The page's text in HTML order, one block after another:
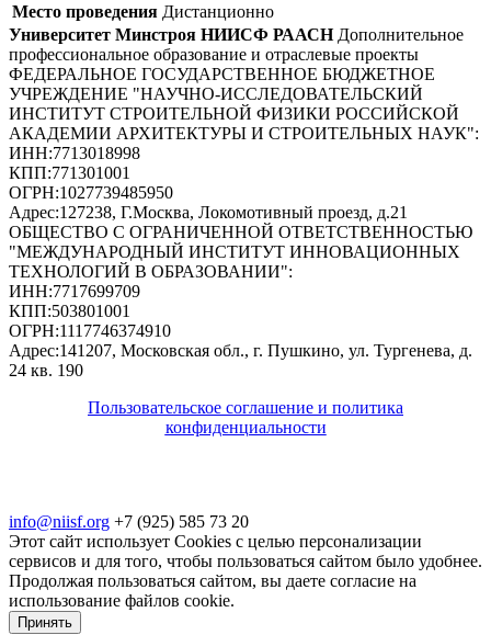
Место проведения Дистанционно
Университет Минстроя НИИСФ РААСН Дополнительное
профессиональное образование и отраслевые проекты
ФЕДЕРАЛЬНОЕ ГОСУДАРСТВЕННОЕ БЮДЖЕТНОЕ
УЧРЕЖДЕНИЕ "НАУЧНО-ИССЛЕДОВАТЕЛЬСКИЙ
ИНСТИТУТ СТРОИТЕЛЬНОЙ ФИЗИКИ РОССИЙСКОЙ
АКАДЕМИИ АРХИТЕКТУРЫ И СТРОИТЕЛЬНЫХ НАУК":
ИНН:7713018998
КПП:771301001
ОГРН:1027739485950
Адрес:127238, Г.Москва, Локомотивный проезд, д.21
ОБЩЕСТВО С ОГРАНИЧЕННОЙ ОТВЕТСТВЕННОСТЬЮ
"МЕЖДУНАРОДНЫЙ ИНСТИТУТ ИННОВАЦИОННЫХ
ТЕХНОЛОГИЙ В ОБРАЗОВАНИИ":
ИНН:7717699709
КПП:503801001
ОГРН:1117746374910
Адрес:141207, Московская обл., г. Пушкино, ул. Тургенева, д.
24 кв. 190
Пользовательское соглашение и политика
конфиденциальности
info@niisf.org +7 (925) 585 73 20
Этот сайт использует Cookies с целью персонализации
сервисов и для того, чтобы пользоваться сайтом было удобнее.
Продолжая пользоваться сайтом, вы даете согласие на
использование файлов cookie.
Принять